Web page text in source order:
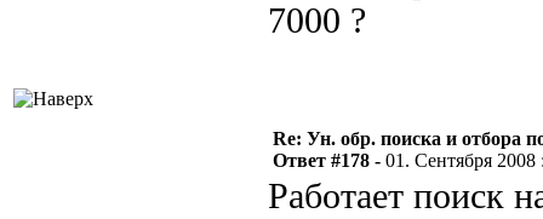
7000 ?
Re: Ун. обр. поиска и отбора
Ответ #178 - 01. Сентября 2008
Работает поиск